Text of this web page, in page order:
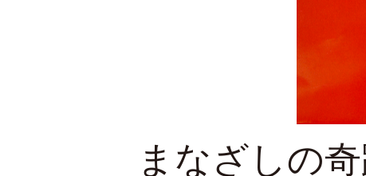
まなざしの